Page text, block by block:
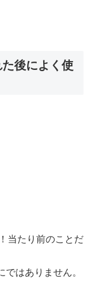
後によく使
当たり前のことだ
はありません。